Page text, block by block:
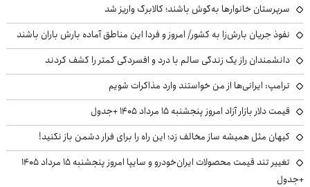
سرپرستان خانوارها به‌گوش باشند؛ کالابرگ واریز شد
نفوذ جریان بارش‌زا به کشور/ امروز و فردا این مناطق آماده بارش باران باشند
دانشمندان راز یک زندگی سالم با درد و افسردگی کمتر را کشف کردند
ترامپ: ایرانی‌ها از من خواستند وارد مذاکرات شویم
قیمت دلار بازار آزاد امروز پنجشنبه ۱۵ مرداد ۱۴۰۵ +جدول
کیهان مثل همیشه ساز مخالف زد؛ این راه را برای فرار دشمن باز نکنید!
تغییر تند قیمت محصولات ایران‌خودرو و سایپا امروز پنجشنبه ۱۵ مرداد ۱۴۰۵
+جدول